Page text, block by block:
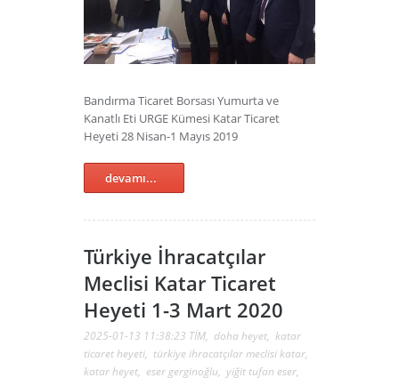
Bandırma Ticaret Borsası Yumurta ve
Kanatlı Eti URGE Kümesi Katar Ticaret
Heyeti 28 Nisan-1 Mayıs 2019
devamı...
Türkiye İhracatçılar
Meclisi Katar Ticaret
Heyeti 1-3 Mart 2020
2025-01-13 11:38:23 TİM, doha heyet, katar
ticaret heyeti, türkiye ihracatçılar meclisi katar,
katar heyet, eser gerginoğlu, yiğit tufan eser,